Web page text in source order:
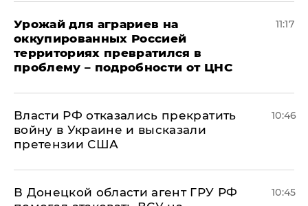
Урожай для аграриев на
оккупированных Россией
территориях превратился в
проблему – подробности от ЦНС
11:17
Власти РФ отказались прекратить
войну в Украине и высказали
претензии США
10:46
В Донецкой области агент ГРУ РФ
10:45